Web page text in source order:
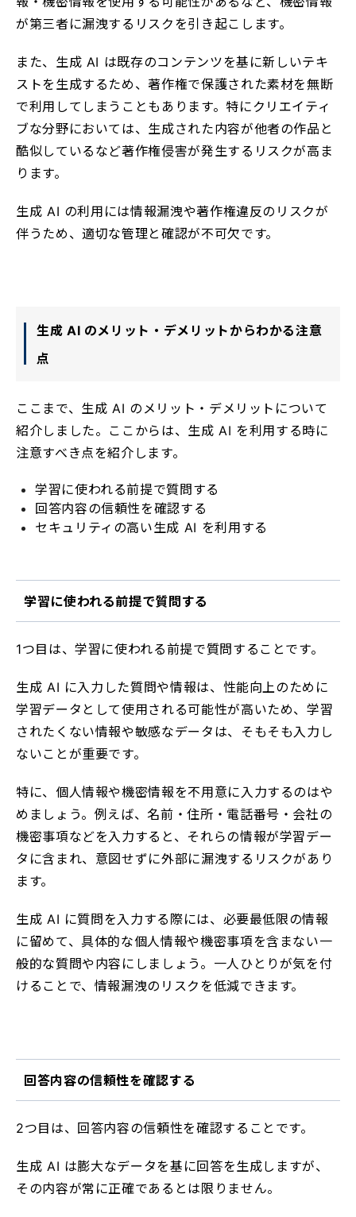
が第三者に漏洩するリスクを引き起こします。
また、生成 AI は既存のコンテンツを基に新しいテキ
ストを生成するため、著作権で保護された素材を無断
で利用してしまうこともあります。特にクリエイティ
ブな分野においては、生成された内容が他者の作品と
酷似しているなど著作権侵害が発生するリスクが高ま
ります。
生成 AI の利用には情報漏洩や著作権違反のリスクが
伴うため、適切な管理と確認が不可欠です。
生成 AI のメリット・デメリットからわかる注意
点
ここまで、生成 AI のメリット・デメリットについて
紹介しました。ここからは、生成 AI を利用する時に
注意すべき点を紹介します。
学習に使われる前提で質問する
回答内容の信頼性を確認する
セキュリティの高い生成 AI を利用する
学習に使われる前提で質問する
1つ目は、学習に使われる前提で質問することです。
生成 AI に入力した質問や情報は、性能向上のために
学習データとして使用される可能性が高いため、学習
されたくない情報や敏感なデータは、そもそも入力し
ないことが重要です。
特に、個人情報や機密情報を不用意に入力するのはや
めましょう。例えば、名前・住所・電話番号・会社の
機密事項などを入力すると、それらの情報が学習デー
タに含まれ、意図せずに外部に漏洩するリスクがあり
ます。
生成 AI に質問を入力する際には、必要最低限の情報
に留めて、具体的な個人情報や機密事項を含まない一
般的な質問や内容にしましょう。一人ひとりが気を付
けることで、情報漏洩のリスクを低減できます。
回答内容の信頼性を確認する
2つ目は、回答内容の信頼性を確認することです。
生成 AI は膨大なデータを基に回答を生成しますが、
その内容が常に正確であるとは限りません。